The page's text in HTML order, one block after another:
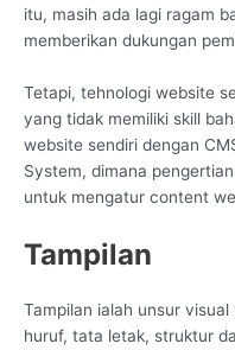
itu, masih ada lagi ragam
memberikan dukungan
Tetapi, tehnologi website
yang tidak memiliki skill
website sendiri dengan
System, dimana
untuk mengatur content
Tampilan
Tampilan ialah unsur
huruf, tata letak, struktur